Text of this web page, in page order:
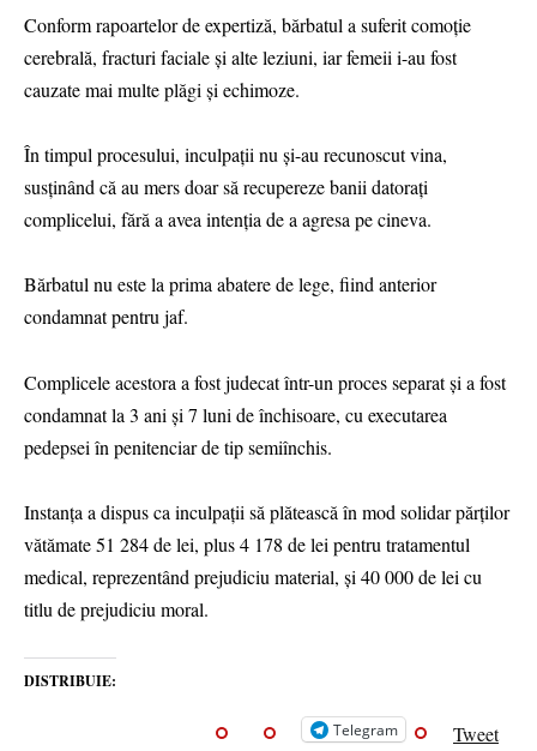
Conform rapoartelor de expertiză, bărbatul a suferit comoție
cerebrală, fracturi faciale și alte leziuni, iar femeii i-au fost
cauzate mai multe plăgi și echimoze.
În timpul procesului, inculpații nu și-au recunoscut vina,
susținând că au mers doar să recupereze banii datorați
complicelui, fără a avea intenția de a agresa pe cineva.
Bărbatul nu este la prima abatere de lege, fiind anterior
condamnat pentru jaf.
Complicele acestora a fost judecat într-un proces separat și a fost
condamnat la 3 ani și 7 luni de închisoare, cu executarea
pedepsei în penitenciar de tip semiînchis.
Instanța a dispus ca inculpații să plătească în mod solidar părților
vătămate 51 284 de lei, plus 4 178 de lei pentru tratamentul
medical, reprezentând prejudiciu material, și 40 000 de lei cu
titlu de prejudiciu moral.
DISTRIBUIE:
Telegram Tweet